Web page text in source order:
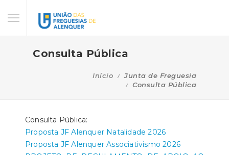
Consulta Pública
Início
Junta de Freguesia
Consulta Pública
Consulta Pública:
Proposta JF Alenquer Natalidade 2026
Proposta JF Alenquer Associativismo 2026